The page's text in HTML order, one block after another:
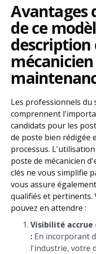
Avantages
de ce
description
Les professionnels
comprennent
candidats pour les
de poste bien rédigée
processus.
poste de mécanicien
clés ne vous simplifie
vous assure
qualifiés et pertinents.
pouvez en attendre :
Visibilité accrue
: En incorporant
l'industrie, votre